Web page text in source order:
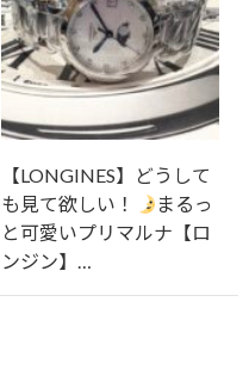
【LONGINES】どうして
も見て欲しい！
まるっ
と可愛いプリマルナ【ロ
ンジン】…